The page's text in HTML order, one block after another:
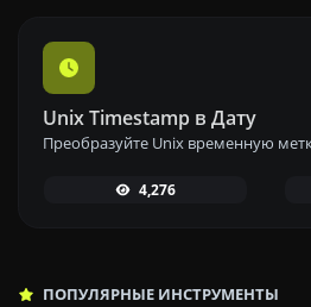
Unix Timestamp в Дату
4,276
ПОПУЛЯРНЫЕ ИНСТРУМЕНТЫ